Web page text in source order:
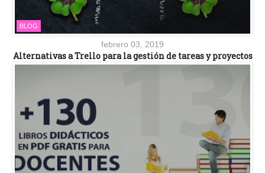
BLOG
febrero 03, 2019
Alternativas a Trello para la gestión de tareas y proyectos